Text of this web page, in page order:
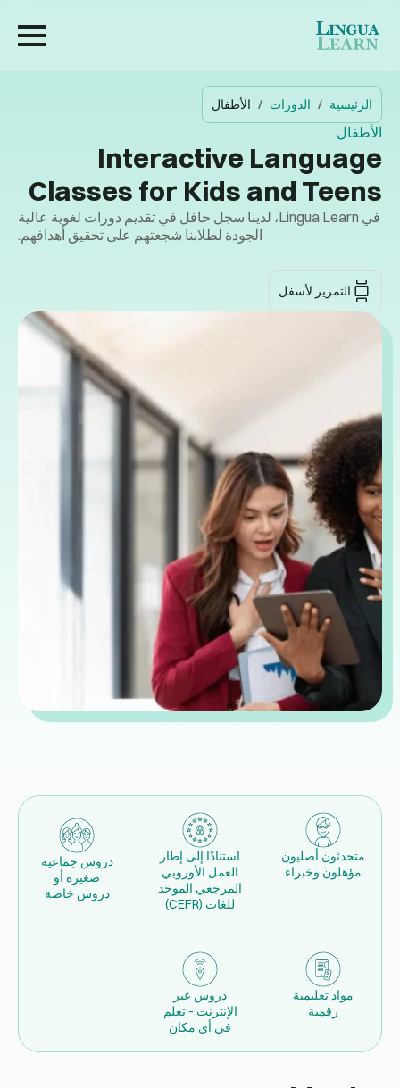
الرئيسية الدورات الأطفال
الأطفال
Interactive Language
Classes for Kids and Teens
في Lingua Learn، لدينا سجل حافل في تقديم دورات لغوية عالية
الجودة لطلابنا شجعتهم على تحقيق أهدافهم.
التمرير لأسفل
متحدثون أصليون
مؤهلون وخبراء
استنادًا إلى إطار
العمل الأوروبي
المرجعي الموحد
للغات (CEFR)
دروس جماعية
صغيرة أو
دروس خاصة
مواد تعليمية
رقمية
دروس عبر
الإنترنت - تعلم
في أي مكان